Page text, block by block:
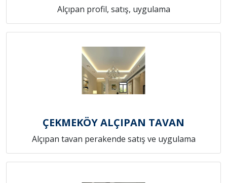
Alçıpan profil, satış, uygulama
ÇEKMEKÖY ALÇIPAN TAVAN
Alçıpan tavan perakende satış ve uygulama